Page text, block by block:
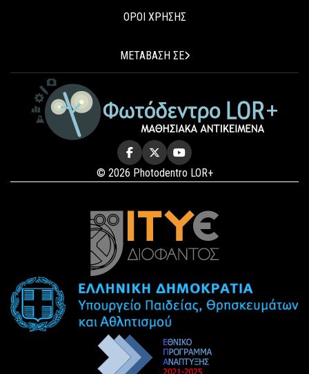
ΟΡΟΙ ΧΡΗΣΗΣ
ΜΕΤΑΒΑΣΗ ΣΕ
© 2026 Photodentro LOR+